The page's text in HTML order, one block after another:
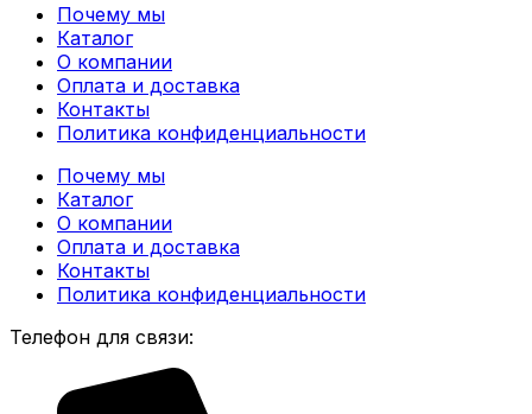
Почему мы
Каталог
О компании
Оплата и доставка
Контакты
Политика конфиденциальности
Почему мы
Каталог
О компании
Оплата и доставка
Контакты
Политика конфиденциальности
Телефон для связи: